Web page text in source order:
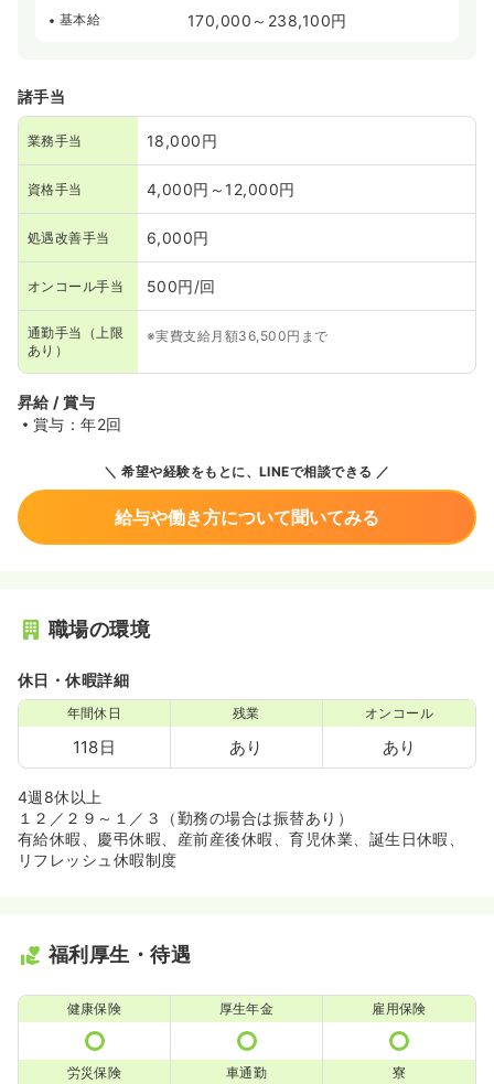
基本給 170,000～238,100円
諸手当
業務手当 18,000円
資格手当 4,000円～12,000円
処遇改善手当 6,000円
オンコール手当 500円/回
通勤手当（上限
あり）
※実費支給月額36,500円まで
昇給 / 賞与
賞与：年2回
希望や経験をもとに、LINEで相談できる
給与や働き方について聞いてみる
職場の環境
休日・休暇詳細
年間休日
118日
残業
あり
オンコール
あり
4週8休以上
１２／２９～１／３（勤務の場合は振替あり）
有給休暇、慶弔休暇、産前産後休暇、育児休業、誕生日休暇、
リフレッシュ休暇制度
福利厚生・待遇
健康保険 厚生年金 雇用保険
労災保険 車通勤 寮